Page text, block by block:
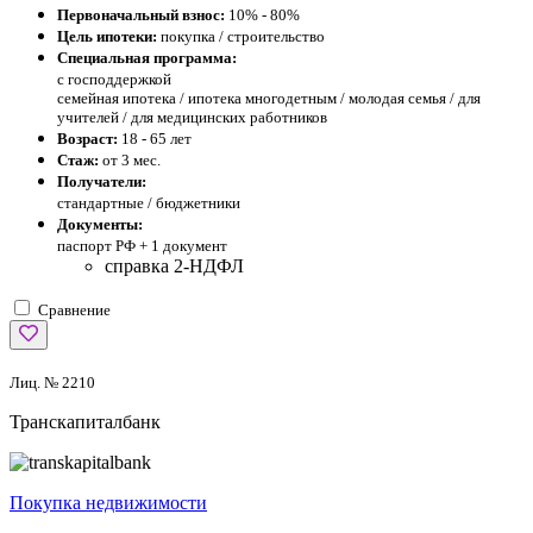
Первоначальный взнос: 10% - 80%
Цель ипотеки: покупка / строительство
Специальная программа:
с господдержкой
семейная ипотека / ипотека многодетным / молодая семья / для
учителей / для медицинских работников
Возраст: 18 - 65 лет
Стаж: от 3 мес.
Получатели:
стандартные / бюджетники
Документы:
паспорт РФ + 1 документ
справка 2-НДФЛ
Сравнение
Лиц. № 2210
Транскапиталбанк
Покупка недвижимости